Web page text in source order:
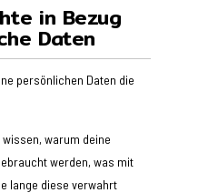
in Bezug
Daten
persönlichen Daten die
warum deine
werden, was mit
lange diese verwahrt